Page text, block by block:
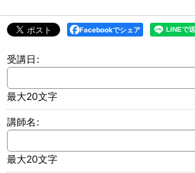
Facebookでシェア
受講日 :
最大20文字
講師名 :
最大20文字